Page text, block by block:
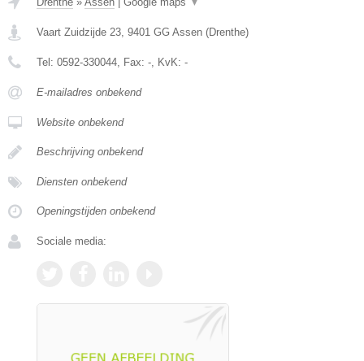
Vaart Zuidzijde 23 9401 GG Assen (Drenthe)
Tel: 0592-330044 , Fax: - , KvK: -
E-mailadres onbekend
Website onbekend
Beschrijving onbekend
Diensten onbekend
Openingstijden onbekend
Sociale media: